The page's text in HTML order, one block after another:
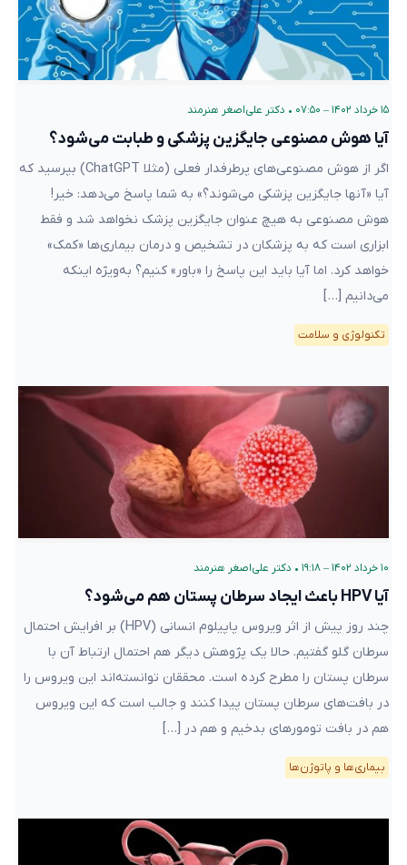
۱۵ خرداد ۱۴۰۲ – ۰۷:۵۰ • دکتر علی‌اصغر هنرمند
آیا هوش مصنوعی جایگزین پزشکی و طبابت می‌شود؟
اگر از هوش مصنوعی‌های پرطرفدار فعلی (مثلا ChatGPT) بپرسید که
آیا «آنها جایگزین پزشکی می‌شوند؟» به شما پاسخ می‌دهد: خیر!
هوش مصنوعی به هیچ عنوان جایگزین پزشک نخواهد شد و فقط
ابزاری است که به پزشکان در تشخیص و درمان بیماری‌ها «کمک»
خواهد کرد. اما آیا باید این پاسخ را «باور» کنیم؟ به‌ویژه اینکه
می‌دانیم […]
تکنولوژی و سلامت
۱۰ خرداد ۱۴۰۲ – ۱۹:۱۸ • دکتر علی‌اصغر هنرمند
آیا HPV باعث ایجاد سرطان پستان هم می‌شود؟
چند روز پیش از اثر ویروس پاپیلوم انسانی (HPV) بر افرایش احتمال
سرطان گلو گفتیم. حالا یک پژوهش دیگر هم احتمال ارتباط آن با
سرطان پستان را مطرح کرده است. محققان توانسته‌اند این ویروس را
در بافت‌های سرطان پستان پیدا کنند و جالب است که این ویروس
هم در بافت تومورهای بدخیم و هم در […]
بیماری‌ها و پاتوژن‌ها